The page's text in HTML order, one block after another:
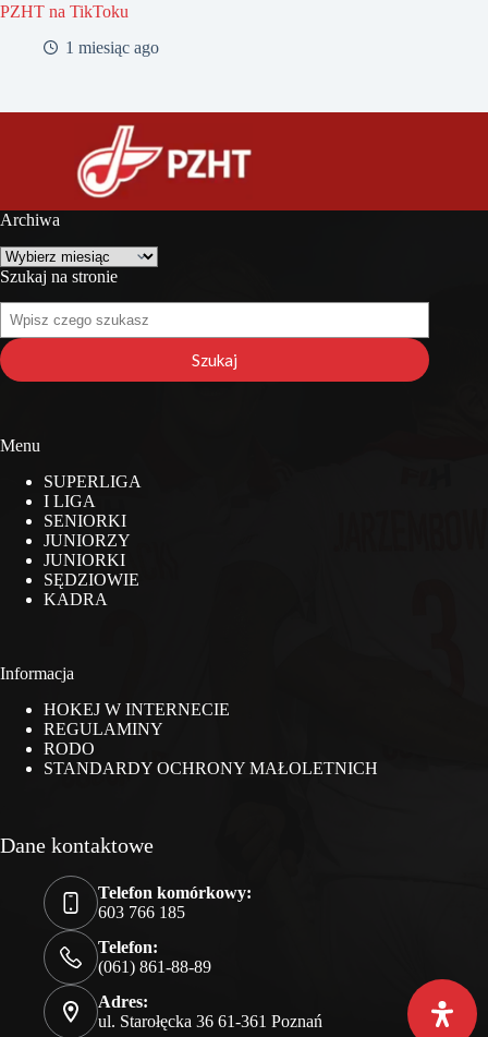
PZHT na TikToku
1 miesiąc ago
Archiwa
Archiwa
Szukaj na stronie
Szukaj
na
stronie
Szukaj
Menu
SUPERLIGA
I LIGA
SENIORKI
JUNIORZY
JUNIORKI
SĘDZIOWIE
KADRA
Informacja
HOKEJ W INTERNECIE
REGULAMINY
RODO
STANDARDY OCHRONY MAŁOLETNICH
Dane kontaktowe
Telefon komórkowy:
603 766 185
Telefon:
(061) 861-88-89
Adres:
ul. Starołęcka 36 61-361 Poznań